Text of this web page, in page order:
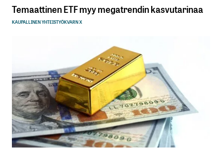
Temaattinen ETF myy megatrendin kasvutarinaa
KAUPALLINEN YHTEISTYÖKVARN X